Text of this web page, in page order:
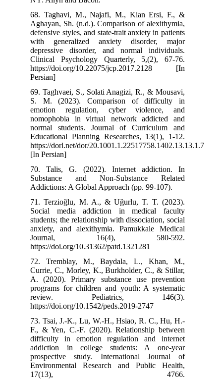
68. Taghavi,
Aghayan, Sh.
defensive
with
depressive
Clinical
https://
69. Taghvaei,
S. M.
emotion
nomophobia
normal
Educational
https://dorl.net/
70. Talis, G.
Substance
Addictions: A
71.
Social
students; the
anxiety, and
72.
Currie, C.,
A. (2020).
programs for
review.
73. Tsai, J.-
F., & Yen, C.-
difficulty in
addiction in
prospective